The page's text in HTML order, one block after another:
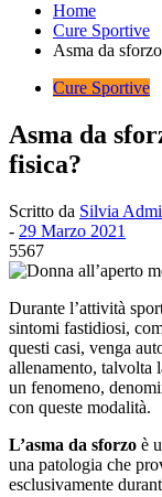
Home
Cure Sportive
Asma da
Cure Sportive
Asma da
fisica?
Scritto da Silvia
- 29 Marzo 2021
5567
Durante l’attività
sintomi fastidiosi,
questi casi, venga
allenamento, talvolta
un fenomeno,
con queste modalità.
L’asma da sforzo è
una patologia che
esclusivamente